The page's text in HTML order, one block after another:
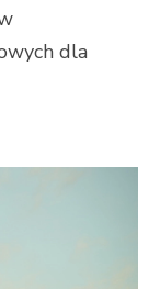
dla